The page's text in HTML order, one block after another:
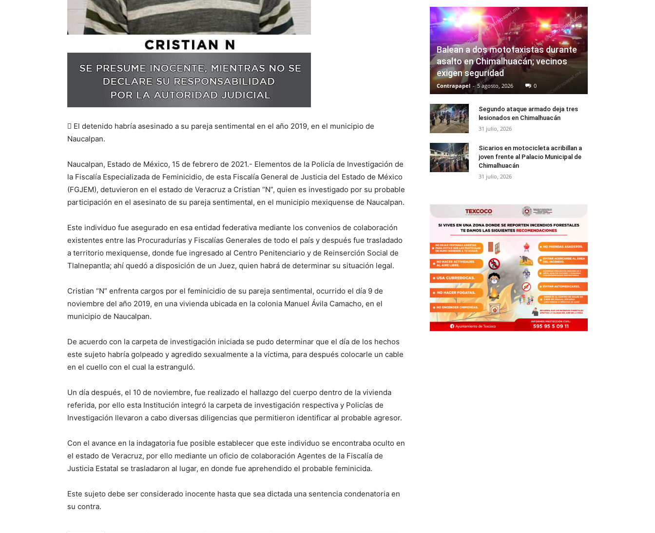
 El detenido habría asesinado a su pareja sentimental en el año 2019, en el municipio de
Naucalpan.
Naucalpan, Estado de México, 15 de febrero de 2021.- Elementos de la Policía de Investigación de
la Fiscalía Especializada de Feminicidio, de esta Fiscalía General de Justicia del Estado de México
(FGJEM), detuvieron en el estado de Veracruz a Cristian “N”, quien es investigado por su probable
participación en el asesinato de su pareja sentimental, en el municipio mexiquense de Naucalpan.
Este individuo fue asegurado en esa entidad federativa mediante los convenios de colaboración
existentes entre las Procuradurías y Fiscalías Generales de todo el país y después fue trasladado
a territorio mexiquense, donde fue ingresado al Centro Penitenciario y de Reinserción Social de
Tlalnepantla; ahí quedó a disposición de un Juez, quien habrá de determinar su situación legal.
Cristian “N” enfrenta cargos por el feminicidio de su pareja sentimental, ocurrido el día 9 de
noviembre del año 2019, en una vivienda ubicada en la colonia Manuel Ávila Camacho, en el
municipio de Naucalpan.
De acuerdo con la carpeta de investigación iniciada se pudo determinar que el día de los hechos
este sujeto habría golpeado y agredido sexualmente a la víctima, para después colocarle un cable
en el cuello con el cual la estranguló.
Un día después, el 10 de noviembre, fue realizado el hallazgo del cuerpo dentro de la vivienda
referida, por ello esta Institución integró la carpeta de investigación respectiva y Policías de
Investigación llevaron a cabo diversas diligencias que permitieron identificar al probable agresor.
Con el avance en la indagatoria fue posible establecer que este individuo se encontraba oculto en
el estado de Veracruz, por ello mediante un oficio de colaboración Agentes de la Fiscalía de
Justicia Estatal se trasladaron al lugar, en donde fue aprehendido el probable feminicida.
Este sujeto debe ser considerado inocente hasta que sea dictada una sentencia condenatoria en
su contra.
Balean a dos mototaxistas durante
asalto en Chimalhuacán; vecinos
exigen seguridad
Contrapapel - 5 agosto, 2026 0
Segundo ataque armado deja tres
lesionados en Chimalhuacán
31 julio, 2026
Sicarios en motocicleta acribillan a
joven frente al Palacio Municipal de
Chimalhuacán
31 julio, 2026